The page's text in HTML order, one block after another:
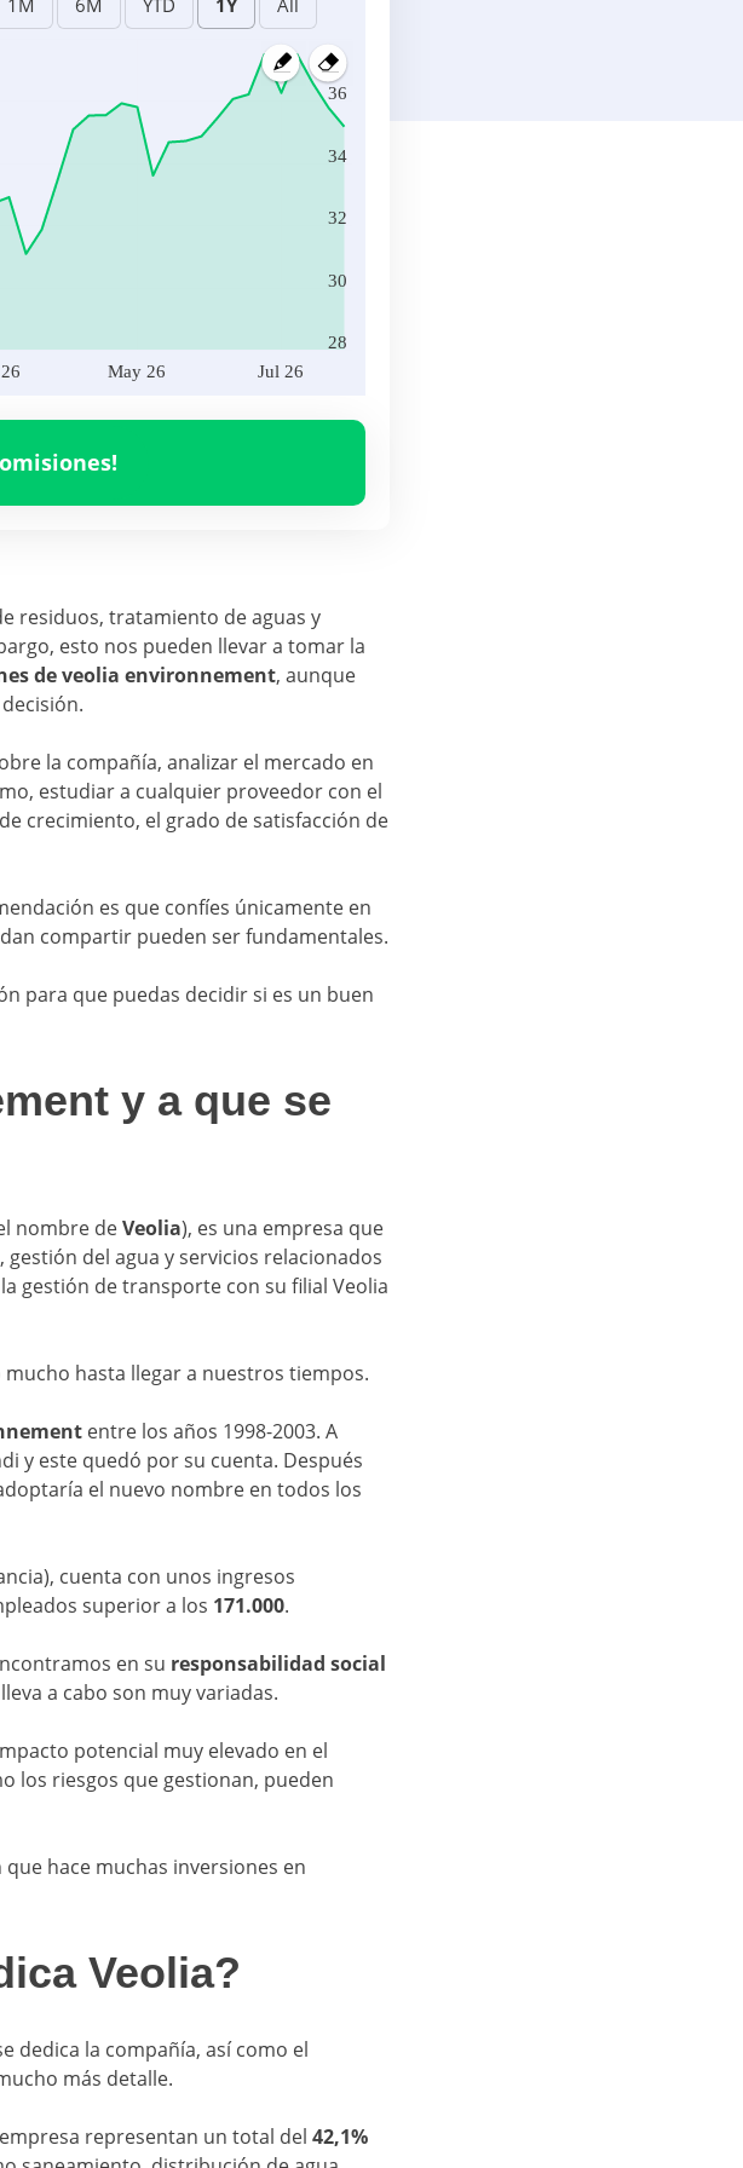
May 26 Jul 26
28
30
32
34
36
residuos, tratamiento de aguas y
esto nos pueden llevar a tomar la
de veolia environnement, aunque
la compañía, analizar el mercado en
estudiar a cualquier proveedor con el
crecimiento, el grado de satisfacción de
es que confíes únicamente en
compartir pueden ser fundamentales.
para que puedas decidir si es un buen
y a que se
nombre deVeolia), es una empresa que
del agua y servicios relacionados
gestión de transporte con su filial Veolia
hasta llegar a nuestros tiempos.
entre los años 1998-2003. A
y este quedó por su cuenta. Después
el nuevo nombre en todos los
cuenta con unos ingresos
superior a los 171.000.
en su responsabilidad social
a cabo son muy variadas.
potencial muy elevado en el
los riesgos que gestionan, pueden
hace muchas inversiones en
Veolia?
dedica la compañía, así como el
más detalle.
representan un total del 42,1%